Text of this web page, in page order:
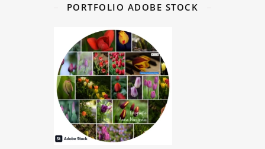
PORTFOLIO ADOBE STOCK